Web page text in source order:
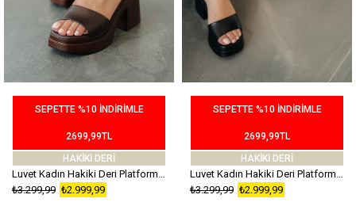
SEPETTE %10 İNDİRİMLE
2699,99TL
HAKİKİ DERİ
Luvet Kadın Hakiki Deri Platform Topuklu Sandalet Kahverengi
₺2.999,99
₺3.299,99
SEPETTE %10 İNDİRİMLE
2699,99TL
HAKİKİ DERİ
Luvet Kadın Hakiki Deri Platform Topuklu Sandalet Siyah
₺2.999,99
₺3.299,99